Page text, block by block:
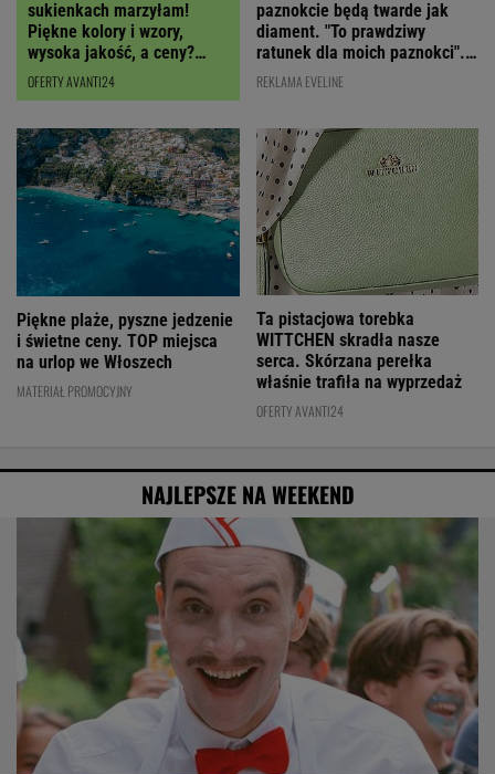
sukienkach marzyłam!
Piękne kolory i wzory,
wysoka jakość, a ceny?
Miło zaskoczą!
OFERTY AVANTI24
paznokcie będą twarde jak
diament. "To prawdziwy
ratunek dla moich paznokci".
Cena? Niska!
REKLAMA EVELINE
Piękne plaże, pyszne jedzenie
i świetne ceny. TOP miejsca
na urlop we Włoszech
MATERIAŁ PROMOCYJNY
Ta pistacjowa torebka
WITTCHEN skradła nasze
serca. Skórzana perełka
właśnie trafiła na wyprzedaż
OFERTY AVANTI24
NAJLEPSZE NA WEEKEND